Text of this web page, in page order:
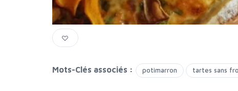
Mots-Clés associés : potimarron tartes sans